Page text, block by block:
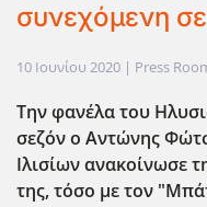
συνεχόμενη
10 Ιουνίου 2020 | Press
Την φανέλα του
σεζόν ο Αντώνης
Ιλισίων ανακοίνωσε
της, τόσο με τον